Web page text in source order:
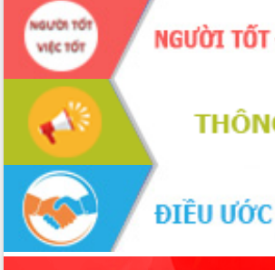
Diễn đàn Kinh tế tư nhân Việt Nam đột
phá cơ chế - Hợp tác công tư
Đề án 06 tạo bước ngoặt đột phá trong
cải cách hành chính tỉnh Đắk Lắk
Kết nối tour, đẩy mạnh chuyển đổi số
để phát triển du lịch Đắk Lắk
Khởi động Dự án Đầu tư xây dựng hạ
tầng kỹ thuật Cụm công nghiệp Tân
Gặp mặt các cơ quan báo chí nhân Kỷ
niệm 101 năm Ngày Báo chí Cách
mạng Việt Nam
Đắk Lắk sơ kết 4 năm triển khai thực